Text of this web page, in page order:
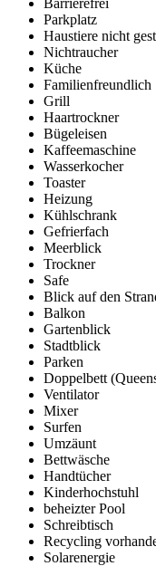
Parkplatz
Haustiere nicht
Nichtraucher
Küche
Familienfreundlich
Grill
Haartrockner
Bügeleisen
Kaffeemaschine
Wasserkocher
Toaster
Heizung
Kühlschrank
Gefrierfach
Meerblick
Trockner
Safe
Blick auf den
Balkon
Gartenblick
Stadtblick
Parken
Doppelbett
Ventilator
Mixer
Surfen
Umzäunt
Bettwäsche
Handtücher
Kinderhochstuhl
beheizter Pool
Schreibtisch
Recycling
Solarenergie